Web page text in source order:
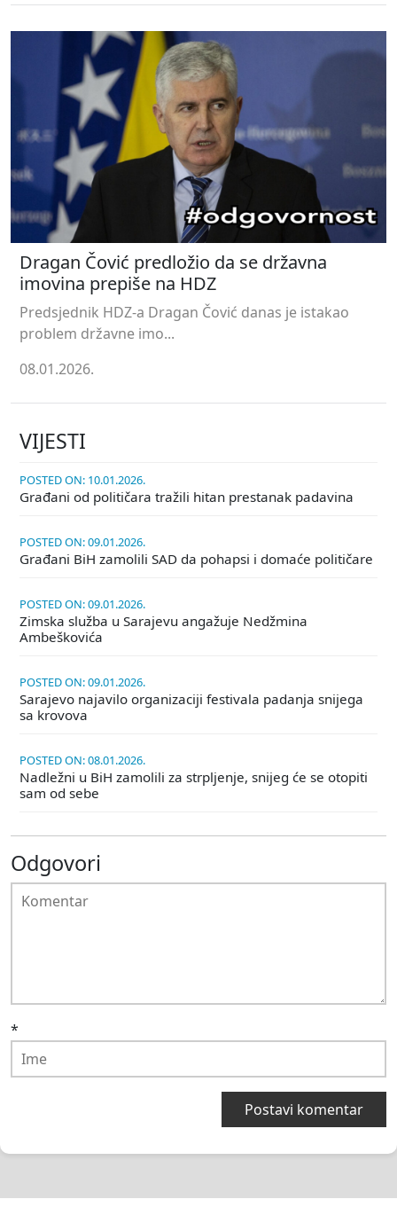
Dragan Čović predložio da se državna
imovina prepiše na HDZ
Predsjednik HDZ-a Dragan Čović danas je istakao
problem državne imo...
08.01.2026.
VIJESTI
POSTED ON: 10.01.2026.
Građani od političara tražili hitan prestanak padavina
POSTED ON: 09.01.2026.
Građani BiH zamolili SAD da pohapsi i domaće političare
POSTED ON: 09.01.2026.
Zimska služba u Sarajevu angažuje Nedžmina
Ambeškovića
POSTED ON: 09.01.2026.
Sarajevo najavilo organizaciji festivala padanja snijega
sa krovova
POSTED ON: 08.01.2026.
Nadležni u BiH zamolili za strpljenje, snijeg će se otopiti
sam od sebe
Odgovori
*